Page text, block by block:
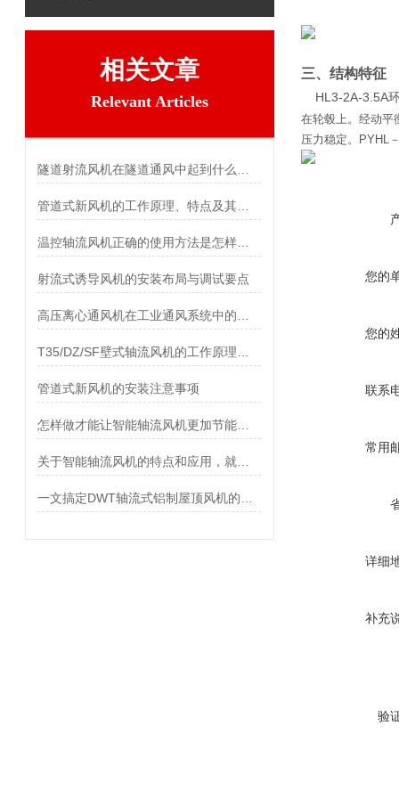
相关文章
Relevant Articles
射流式诱导风机的安装布局与调试要点
管道式新风机的安装注意事项
三、结构特征
HL3-2A-3.5A
在轮毂上。经动平
压力稳定。PYHL
您的
您的
联系
常用
详细
补充
验